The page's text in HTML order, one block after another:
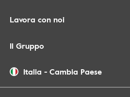
Lavora con noi
Il Gruppo
Italia - Cambia Paese